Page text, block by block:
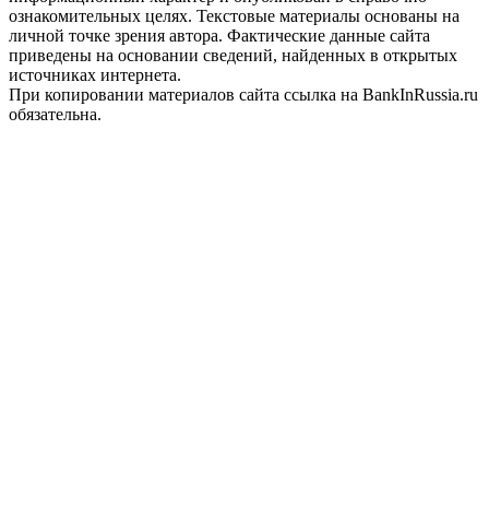
ознакомительных целях. Текстовые материалы основаны на
личной точке зрения автора. Фактические данные сайта
приведены на основании сведений, найденных в открытых
источниках интернета.
При копировании материалов сайта ссылка на BankInRussia.ru
обязательна.